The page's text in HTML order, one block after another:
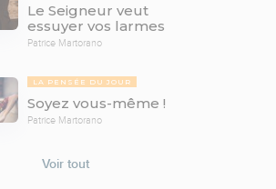
Le Seigneur veut
essuyer vos larmes
Patrice Martorano
LA PENSÉE DU JOUR
Soyez vous-même !
Patrice Martorano
Voir tout